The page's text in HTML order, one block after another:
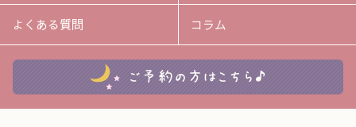
ご予約の方はこちら♪
よくある質問 コラム